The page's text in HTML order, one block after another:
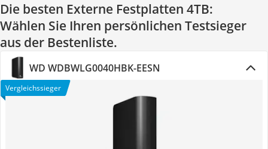
Die besten Externe Festplatten 4TB:
Wählen Sie Ihren persönlichen Testsieger
aus der Bestenliste.
WD WDBWLG0040HBK-EESN
Vergleichssieger